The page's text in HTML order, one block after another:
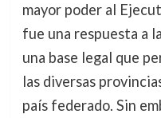
mayor poder al
fue una respuesta a
una base legal que
las diversas
país federado. Sin